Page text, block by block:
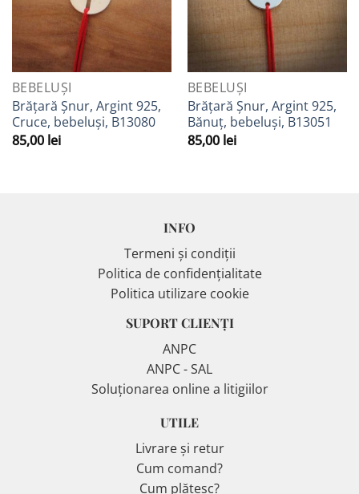
BEBELUȘI
Brățară Șnur, Argint 925,
Cruce, bebeluși, B13080
85,00 lei
BEBELUȘI
Brățară Șnur, Argint 925,
Bănuț, bebeluși, B13051
85,00 lei
INFO
Termeni și condiții
Politica de confidențialitate
Politica utilizare cookie
SUPORT CLIENȚI
ANPC
ANPC - SAL
Soluționarea online a litigiilor
UTILE
Livrare și retur
Cum comand?
Cum plătesc?